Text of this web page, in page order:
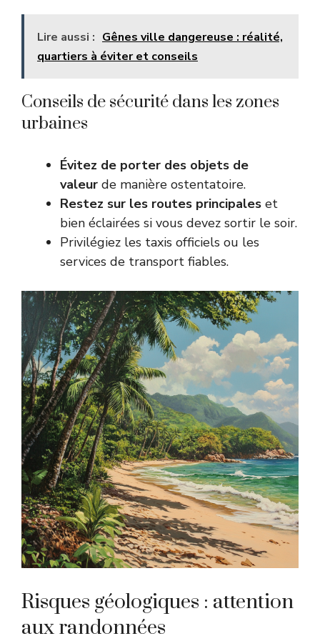
Lire aussi : Gênes ville dangereuse : réalité,
quartiers à éviter et conseils
Conseils de sécurité dans les zones
urbaines
Évitez de porter des objets de
valeur de manière ostentatoire.
Restez sur les routes principales et
bien éclairées si vous devez sortir le soir.
Privilégiez les taxis officiels ou les
services de transport fiables.
Risques géologiques : attention
aux randonnées